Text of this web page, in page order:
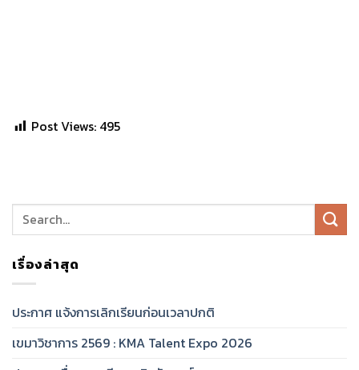
Post Views: 495
เรื่องล่าสุด
ประกาศ แจ้งการเลิกเรียนก่อนเวลาปกติ
เขมาวิชาการ 2569 : KMA Talent Expo 2026